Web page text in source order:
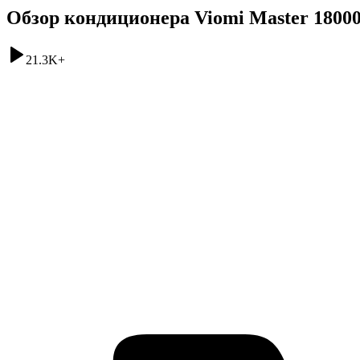
Обзор кондиционера Viomi Master
21.3K+